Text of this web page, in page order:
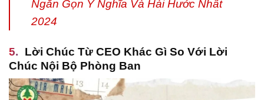
Ngắn Gọn Ý Nghĩa Và Hài Hước Nhất
2024
Lời Chúc Từ CEO Khác Gì So Với Lời
Chúc Nội Bộ Phòng Ban